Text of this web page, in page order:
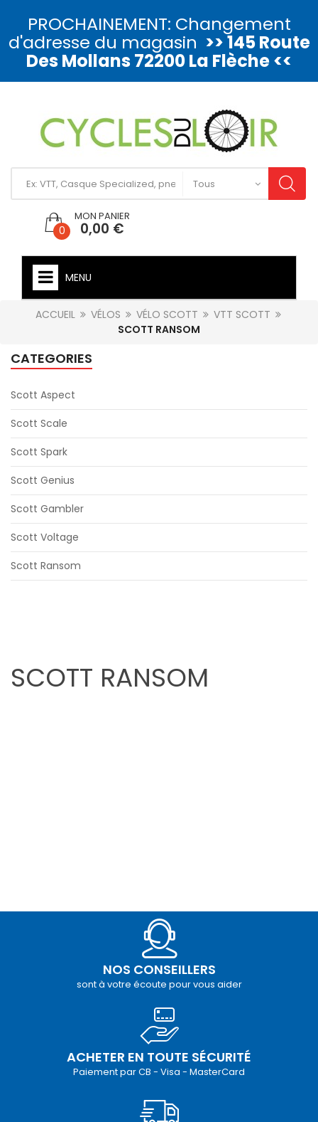
PROCHAINEMENT: Changement
d'adresse du magasin >> 145 Route
Des Mollans 72200 La Flèche <<
0
MON PANIER
0,00 €
MENU
ACCUEIL VÉLOS VÉLO SCOTT
VTT SCOTT
SCOTT RANSOM
CATEGORIES
Scott Aspect
Scott Scale
Scott Spark
Scott Genius
Scott Gambler
Scott Voltage
Scott Ransom
SCOTT RANSOM
NOS CONSEILLERS
sont à votre écoute pour vous aider
ACHETER EN TOUTE SÉCURITÉ
Paiement par CB - Visa - MasterCard